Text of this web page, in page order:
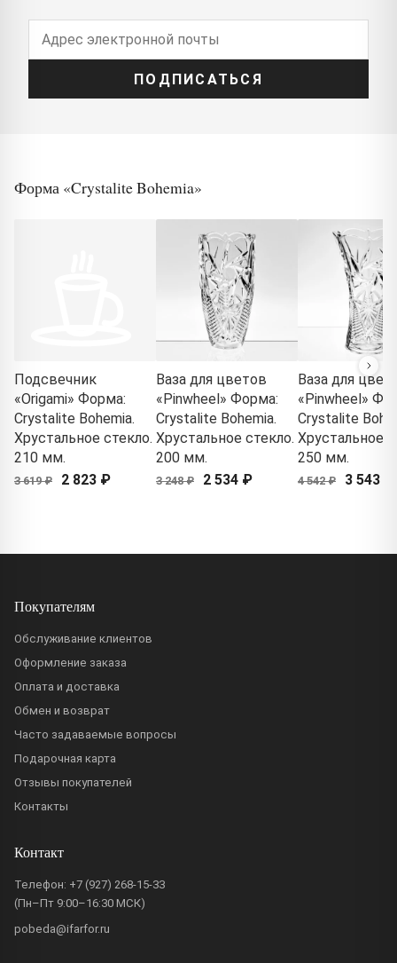
ПОДПИСАТЬСЯ
Форма «Crystalite Bohemia»
Подсвечник
«Origami» Форма:
Crystalite Bohemia.
Хрустальное стекло.
210 мм.
3 619 ₽ 2 823 ₽
Ваза для цветов
«Pinwheel» Форма:
Crystalite Bohemia.
Хрустальное стекло.
200 мм.
3 248 ₽ 2 534 ₽
Ваза для
«Pinwheel»
Crystalite
Хрустальное
250 мм.
4 542 ₽ 3 543 ₽
Покупателям
Обслуживание клиентов
Оформление заказа
Оплата и доставка
Обмен и возврат
Часто задаваемые вопросы
Подарочная карта
Отзывы покупателей
Контакты
Контакт
Телефон: +7 (927) 268-15-33
(Пн–Пт 9:00–16:30 МСК)
pobeda@ifarfor.ru